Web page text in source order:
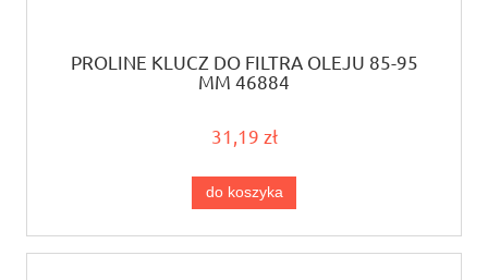
PROLINE KLUCZ DO FILTRA OLEJU 85-95
MM 46884
31,19 zł
do koszyka